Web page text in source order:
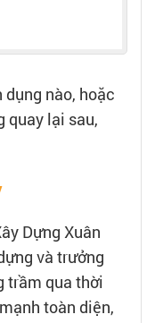
nào, hoặc
quay lại sau,
Dựng Xuân
và trưởng
trầm qua thời
toàn diện,